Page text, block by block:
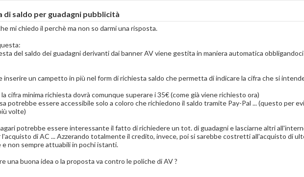
di saldo per guadagni pubblicità
mi chiedo il perchè ma non so darmi una risposta.
del saldo dei guadagni derivanti dai banner AV viene gestita in maniera automatica
inserire un campetto in più nel form di richiesta saldo che permetta di indicare la cifra che si
cifra minima richiesta dovrà comunque superare i 35€ (come già viene richiesto ora)
potrebbe essere accessibile solo a coloro che richiedono il saldo tramite Pay-Pal ... (questo per
volte)
potrebbe essere interessante il fatto di richiedere un tot. di guadagni e lasciarne altri
di AC ... Azzerando totalmente il credito, invece, poi si sarebbe costretti all'acquisto di
e non sempre attuabili in pochi istanti.
una buona idea o la proposta va contro le poliche di AV ?